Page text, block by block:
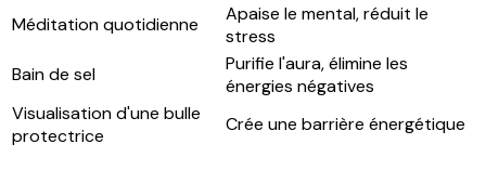
Méditation quotidienne
Apaise le mental, réduit le
stress
Bain de sel
Purifie l'aura, élimine les
énergies négatives
Visualisation d'une bulle
protectrice
Crée une barrière énergétique